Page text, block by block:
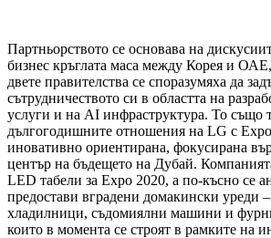
Партньорството се основава на
бизнес кръглата маса между Корея и
двете правителства се споразумяха да
сътрудничеството си в областта на
услуги и на AI инфраструктура. То също
дългогодишните отношения на LG с
иновативно ориентирана, фокусирана
център на бъдещето на Дубай.
LED табели за Expo 2020, а по-късно се
предостави вградени домакински уреди
хладилници, съдомиялни машини и
които в момента се строят в рамките на